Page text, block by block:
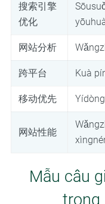
搜索引擎
优化
网站分析
跨平台 Kuà
移动优先
网站性能
Mẫu câu
trong